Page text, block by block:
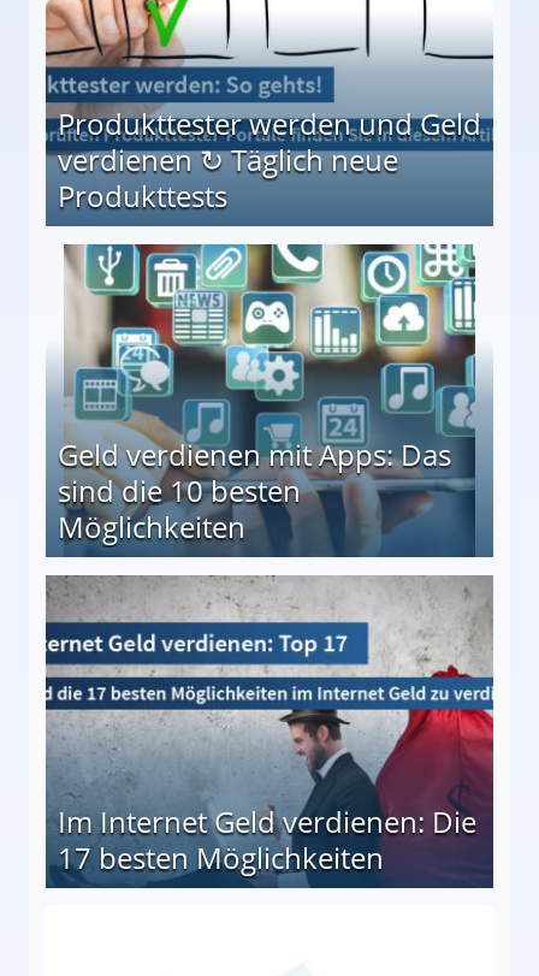
Produkttester werden und Geld
verdienen ↻ Täglich neue
Produkttests
↻ Täglich neue Produkttests
Geld verdienen mit Apps: Das
sind die 10 besten
Möglichkeiten
besten Möglichkeiten
Im Internet Geld verdienen: Die
17 besten Möglichkeiten